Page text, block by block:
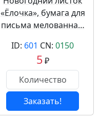
«Ёлочка», бумага для
письма мелованна…
ID: 601 CN: 0150
5₽
Заказать!